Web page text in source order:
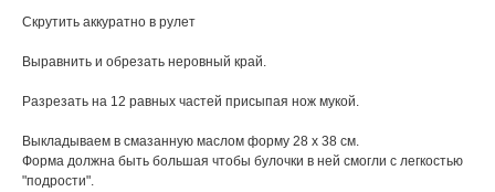
Скрутить аккуратно в рулет
Выравнить и обрезать неровный край.
Разрезать на 12 равных частей присыпая нож мукой.
Выкладываем в смазанную маслом форму 28 х 38 см.
Форма должна быть большая чтобы булочки в ней смогли с легкостью
"подрости".